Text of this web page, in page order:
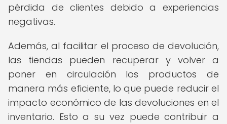
pérdida de clientes debido a experiencias
negativas.
Además, al facilitar el proceso de devolución,
las tiendas pueden recuperar y volver a
poner en circulación los productos de
manera más eficiente, lo que puede reducir el
impacto económico de las devoluciones en el
inventario. Esto a su vez puede contribuir a